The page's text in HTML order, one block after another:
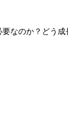
なのか？どう